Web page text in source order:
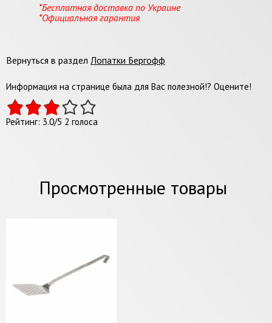
*Бесплатная доставка по Украине
*Официальная гарантия
Вернуться в раздел Лопатки Бергофф
Информация на странице была для Вас полезной!? Оцените!
Рейтинг: 3.0/5 2 голоса
Просмотренные товары